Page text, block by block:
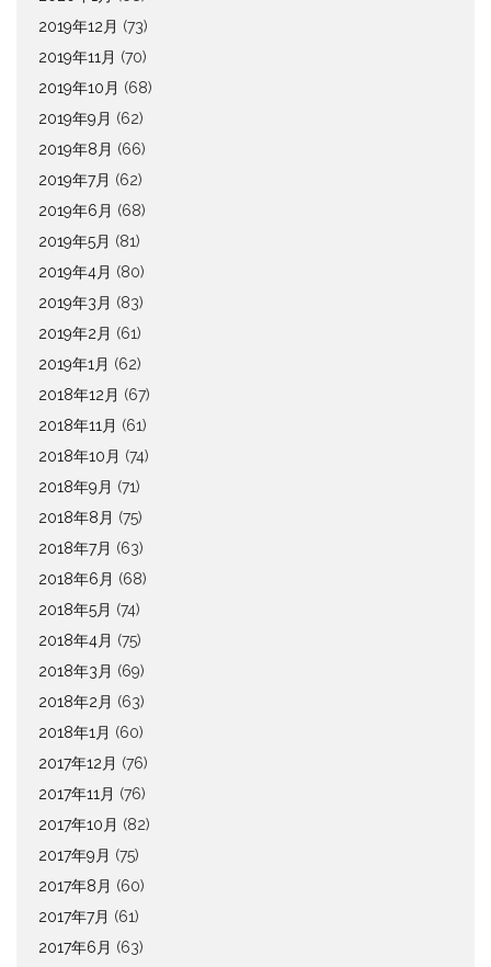
2019年12月 (73)
2019年11月 (70)
2019年10月 (68)
2019年9月 (62)
2019年8月 (66)
2019年7月 (62)
2019年6月 (68)
2019年5月 (81)
2019年4月 (80)
2019年3月 (83)
2019年2月 (61)
2019年1月 (62)
2018年12月 (67)
2018年11月 (61)
2018年10月 (74)
2018年9月 (71)
2018年8月 (75)
2018年7月 (63)
2018年6月 (68)
2018年5月 (74)
2018年4月 (75)
2018年3月 (69)
2018年2月 (63)
2018年1月 (60)
2017年12月 (76)
2017年11月 (76)
2017年10月 (82)
2017年9月 (75)
2017年8月 (60)
2017年7月 (61)
2017年6月 (63)